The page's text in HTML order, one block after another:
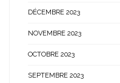
DÉCEMBRE 2023
NOVEMBRE 2023
OCTOBRE 2023
SEPTEMBRE 2023